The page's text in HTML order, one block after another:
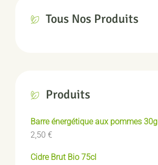
Tous Nos Produits
Produits
Barre énergétique aux pommes 30g
2,50 €
Cidre Brut Bio 75cl